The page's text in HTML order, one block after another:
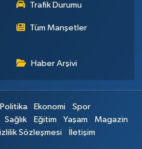
Trafik Durumu
Tüm Manşetler
Haber Arşivi
Politika Ekonomi
Spor
Sağlık Eğitim Yaşam
Magazin
Sözleşmesi İletişim